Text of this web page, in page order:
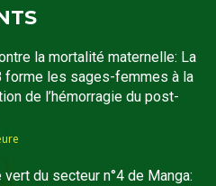
la mortalité maternelle: La
forme les sages-femmes à la
de l’hémorragie du post-
vert du secteur n°4 de Manga: